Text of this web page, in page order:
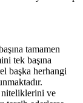
tamamen
tek başına
başka herhangi
niteliklerini ve